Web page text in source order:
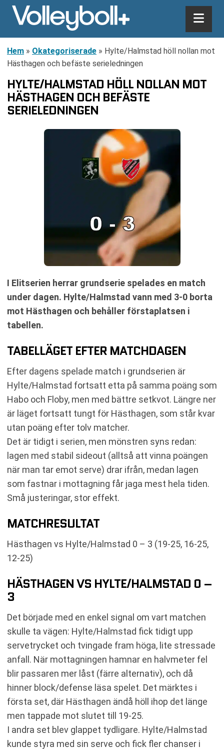
Hem » Okategoriserade » Hylte/Halmstad höll nollan mot
Hästhagen och befäste serieledningen
HYLTE/HALMSTAD HÖLL NOLLAN MOT
HÄSTHAGEN OCH BEFÄSTE
SERIELEDNINGEN
I Elitserien herrar grundserie spelades en match
under dagen. Hylte/Halmstad vann med 3-0 borta
mot Hästhagen och behåller förstaplatsen i
tabellen.
TABELLÄGET EFTER MATCHDAGEN
Efter dagens spelade match i grundserien är
Hylte/Halmstad fortsatt etta på samma poäng som
Habo och Floby, men med bättre setkvot. Längre ner
är läget fortsatt tungt för Hästhagen, som står kvar
utan poäng efter tolv matcher.
Det är tidigt i serien, men mönstren syns redan:
lagen med stabil sideout (alltså att vinna poängen
när man tar emot serve) drar ifrån, medan lagen
som fastnar i mottagning får jaga mest hela tiden.
Små justeringar, stor effekt.
MATCHRESULTAT
Hästhagen vs Hylte/Halmstad 0 – 3 (19-25, 16-25,
12-25)
HÄSTHAGEN VS HYLTE/HALMSTAD 0 –
3
Det började med en enkel signal om vart matchen
skulle ta vägen: Hylte/Halmstad fick tidigt upp
servetrycket och tvingade fram höga, lite stressade
anfall. När mottagningen hamnar en halvmeter fel
blir passaren mer låst (färre alternativ), och då
hinner block/defense läsa spelet. Det märktes i
första set, där Hästhagen ändå höll ihop det länge
men tappade mot slutet till 19-25.
I andra set blev glappet tydligare. Hylte/Halmstad
kunde styra med sin serve och fick fler chanser i